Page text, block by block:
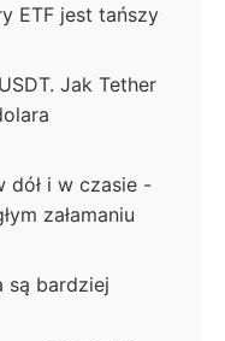
ETF jest tańszy
Jak Tether
dół i w czasie -
załamaniu
są bardziej